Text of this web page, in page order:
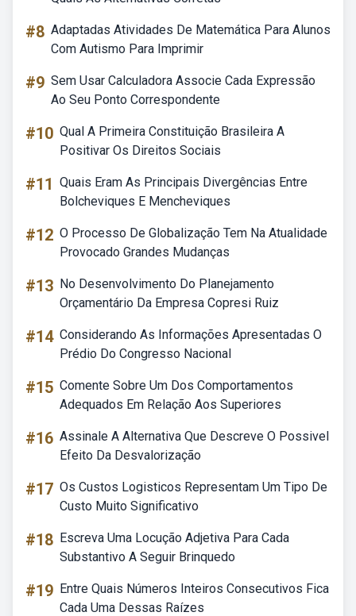
#8 Adaptadas Atividades De Matemática Para Alunos
Com Autismo Para Imprimir
#9 Sem Usar Calculadora Associe Cada Expressão
Ao Seu Ponto Correspondente
#10 Qual A Primeira Constituição Brasileira A
Positivar Os Direitos Sociais
#11 Quais Eram As Principais Divergências Entre
Bolcheviques E Mencheviques
#12 O Processo De Globalização Tem Na Atualidade
Provocado Grandes Mudanças
#13 No Desenvolvimento Do Planejamento
Orçamentário Da Empresa Copresi Ruiz
#14 Considerando As Informações Apresentadas O
Prédio Do Congresso Nacional
#15 Comente Sobre Um Dos Comportamentos
Adequados Em Relação Aos Superiores
#16 Assinale A Alternativa Que Descreve O Possivel
Efeito Da Desvalorização
#17 Os Custos Logisticos Representam Um Tipo De
Custo Muito Significativo
#18 Escreva Uma Locução Adjetiva Para Cada
Substantivo A Seguir Brinquedo
#19 Entre Quais Números Inteiros Consecutivos Fica
Cada Uma Dessas Raízes